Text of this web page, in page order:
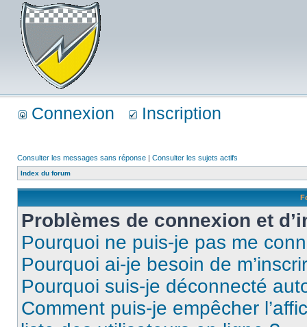
Connexion Inscription
Consulter les messages sans réponse | Consulter les sujets actifs
Index du forum
Problèmes de connexion et
Pourquoi ne puis-je pas me
Pourquoi ai-je besoin de
Pourquoi suis-je déconnecté
Comment puis-je empêcher